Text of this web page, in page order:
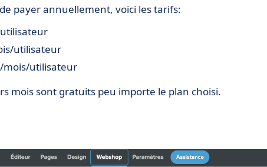
payer annuellement, voici les tarifs:
utilisateur
mois/utilisateur
mois sont gratuits peu importe le plan choisi.